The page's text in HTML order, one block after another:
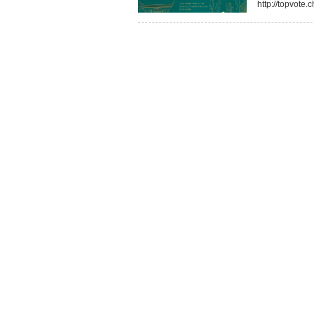
http://